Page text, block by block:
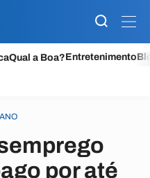
Qual a Boa?Entretenimento
por até